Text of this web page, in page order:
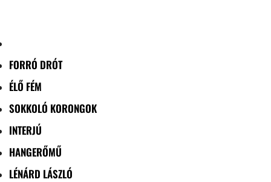
FORRÓ DRÓT
ÉLŐ FÉM
SOKKOLÓ KORONGOK
INTERJÚ
HANGERŐMŰ
LÉNÁRD LÁSZLÓ